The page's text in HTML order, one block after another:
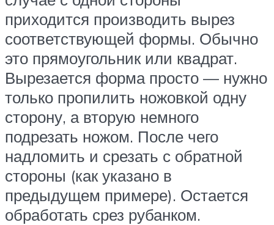
приходится производить вырез
соответствующей формы. Обычно
это прямоугольник или квадрат.
Вырезается форма просто — нужно
только пропилить ножовкой одну
сторону, а вторую немного
подрезать ножом. После чего
надломить и срезать с обратной
стороны (как указано в
предыдущем примере). Остается
обработать срез рубанком.